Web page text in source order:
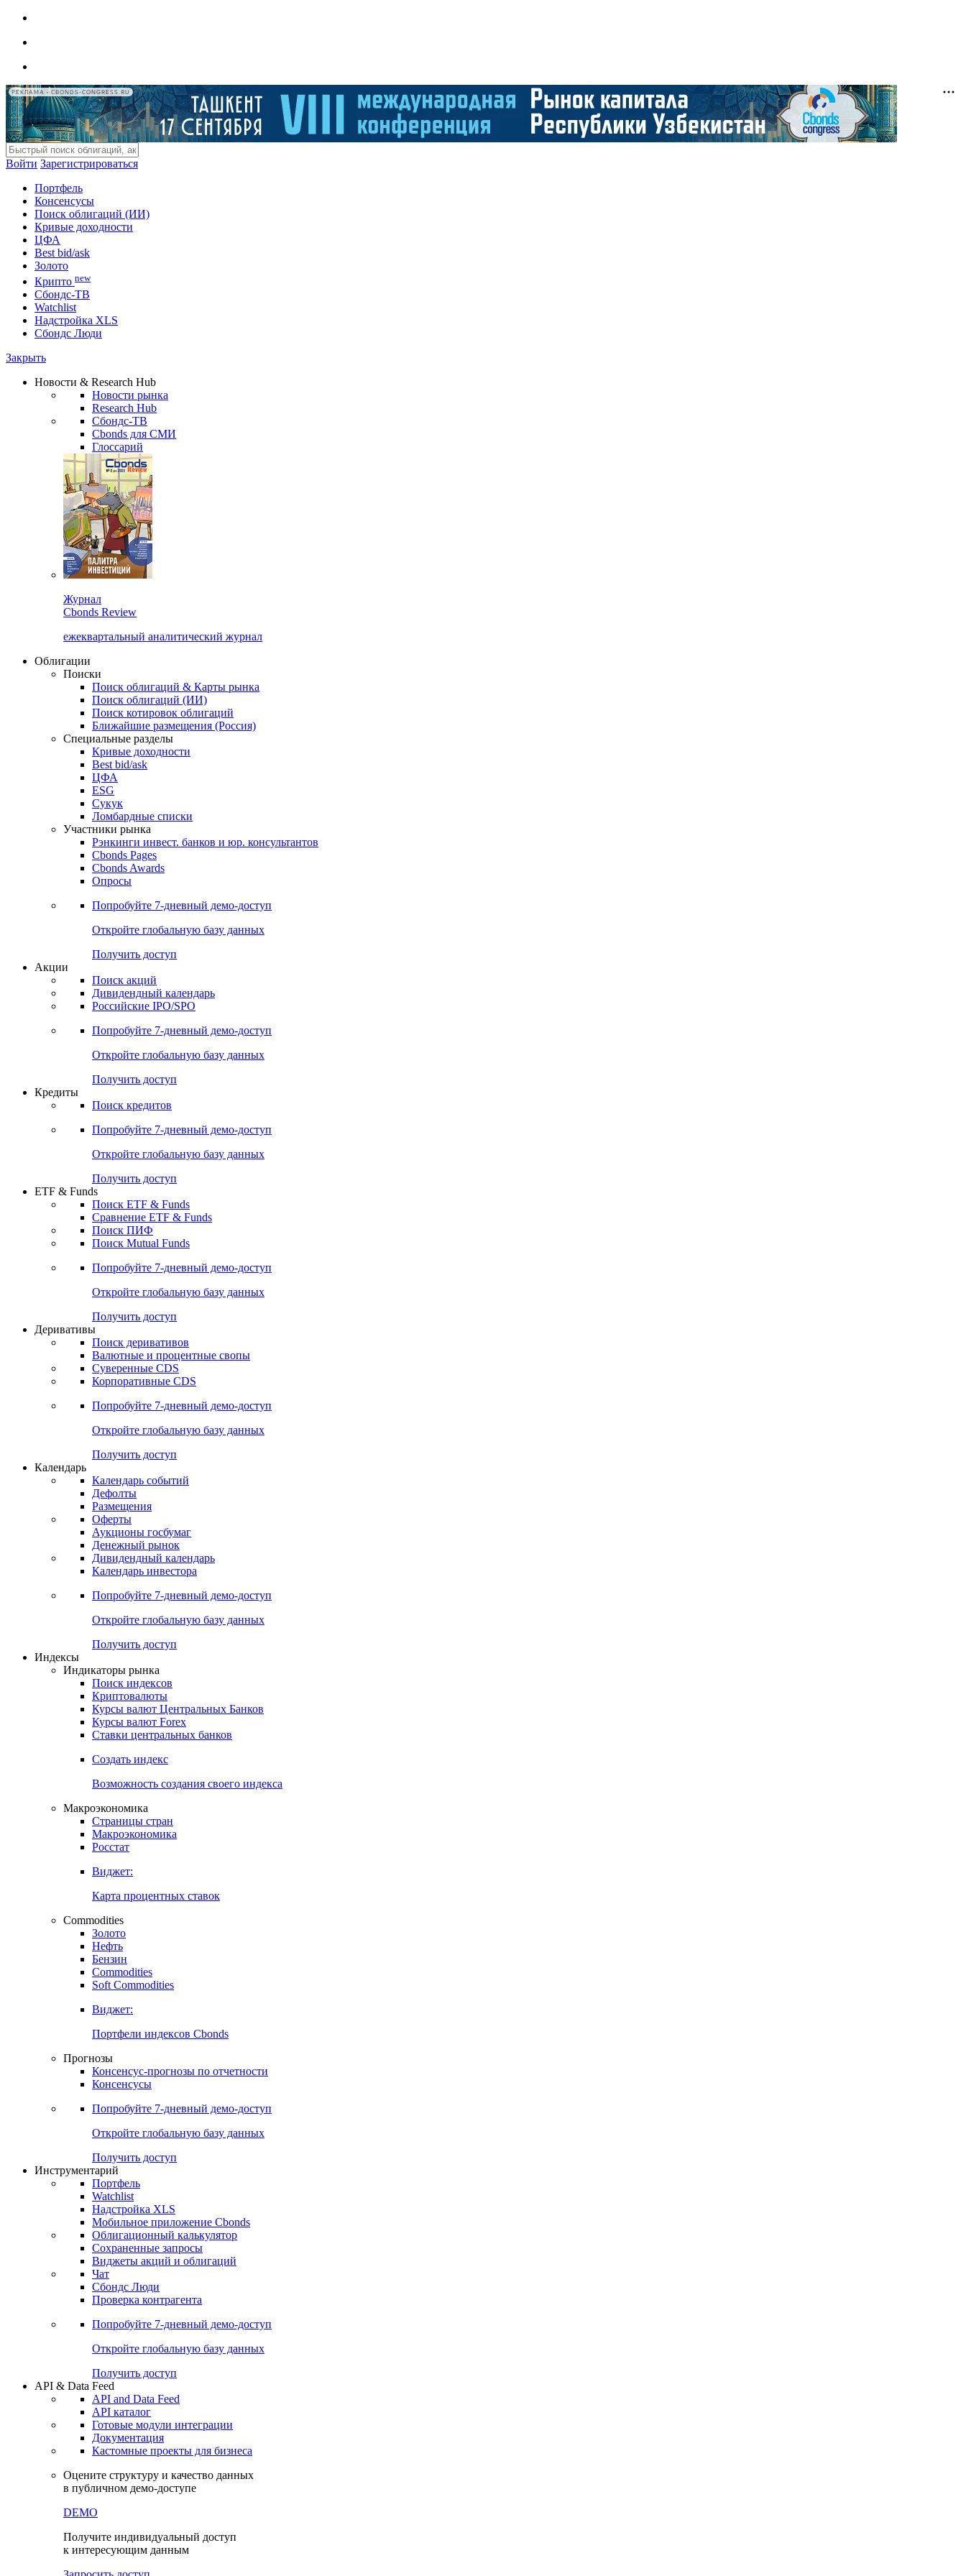
РЕКЛАМА • CBONDS-CONGRESS.RU
Войти Зарегистрироваться
Портфель
Консенсусы
Поиск облигаций (ИИ)
Кривые доходности
ЦФА
Best bid/ask
Золото
Крипто new
Сбондс-ТВ
Watchlist
Надстройка XLS
Сбондс Люди
Закрыть
Новости & Research Hub
Новости рынка
Research Hub
Сбондс-ТВ
Cbonds для СМИ
Глоссарий
Журнал
Cbonds Review
ежеквартальный аналитический журнал
Облигации
Поиски
Поиск облигаций & Карты рынка
Поиск облигаций (ИИ)
Поиск котировок облигаций
Ближайшие размещения (Россия)
Специальные разделы
Кривые доходности
Best bid/ask
ЦФА
ESG
Сукук
Ломбардные списки
Участники рынка
Рэнкинги инвест. банков и юр. консультантов
Cbonds Pages
Cbonds Awards
Опросы
Попробуйте 7-дневный демо-доступ
Откройте глобальную базу данных
Получить доступ
Акции
Поиск акций
Дивидендный календарь
Российские IPO/SPO
Попробуйте 7-дневный демо-доступ
Откройте глобальную базу данных
Получить доступ
Кредиты
Поиск кредитов
Попробуйте 7-дневный демо-доступ
Откройте глобальную базу данных
Получить доступ
ETF & Funds
Поиск ETF & Funds
Сравнение ETF & Funds
Поиск ПИФ
Поиск Mutual Funds
Попробуйте 7-дневный демо-доступ
Откройте глобальную базу данных
Получить доступ
Деривативы
Поиск деривативов
Валютные и процентные свопы
Суверенные CDS
Корпоративные CDS
Попробуйте 7-дневный демо-доступ
Откройте глобальную базу данных
Получить доступ
Календарь
Календарь событий
Дефолты
Размещения
Оферты
Аукционы госбумаг
Денежный рынок
Дивидендный календарь
Календарь инвестора
Попробуйте 7-дневный демо-доступ
Откройте глобальную базу данных
Получить доступ
Индексы
Индикаторы рынка
Поиск индексов
Криптовалюты
Курсы валют Центральных Банков
Курсы валют Forex
Ставки центральных банков
Создать индекс
Возможность создания своего индекса
Макроэкономика
Страницы стран
Макроэкономика
Росстат
Виджет:
Карта процентных ставок
Commodities
Золото
Нефть
Бензин
Commodities
Soft Commodities
Виджет:
Портфели индексов Cbonds
Прогнозы
Консенсус-прогнозы по отчетности
Консенсусы
Попробуйте 7-дневный демо-доступ
Откройте глобальную базу данных
Получить доступ
Инструментарий
Портфель
Watchlist
Надстройка XLS
Мобильное приложение Cbonds
Облигационный калькулятор
Сохраненные запросы
Виджеты акций и облигаций
Чат
Сбондс Люди
Проверка контрагента
Попробуйте 7-дневный демо-доступ
Откройте глобальную базу данных
Получить доступ
API & Data Feed
API and Data Feed
API каталог
Готовые модули интеграции
Документация
Кастомные проекты для бизнеса
Оцените структуру и качество данных
в публичном демо-доступе
DEMO
Получите индивидуальный доступ
к интересующим данным